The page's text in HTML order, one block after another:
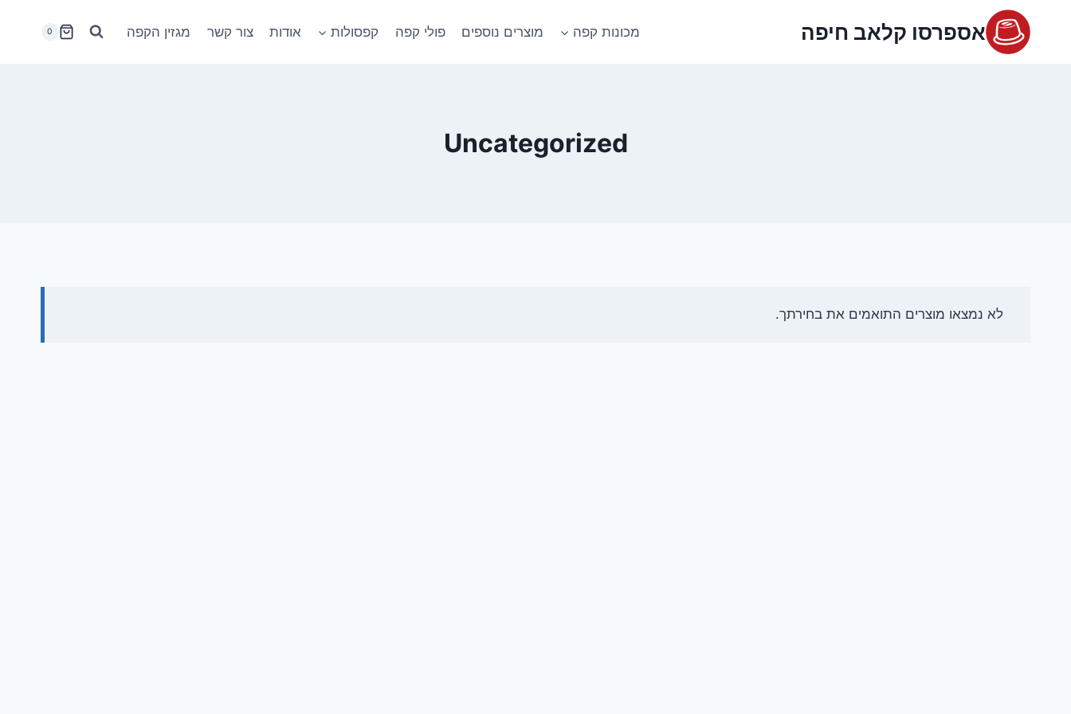
content
אספרסו קלאב חיפה מכונות קפה מוצרים נוספים פולי קפה קפסולות אודות צור קשר מגזין הקפה 0
Uncategorized
לא נמצאו מוצרים התואמים את בחירתך.